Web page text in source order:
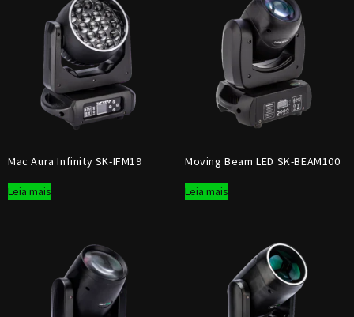
Mac Aura Infinity SK-IFM19
Leia mais
Moving Beam LED SK-BEAM100
Leia mais